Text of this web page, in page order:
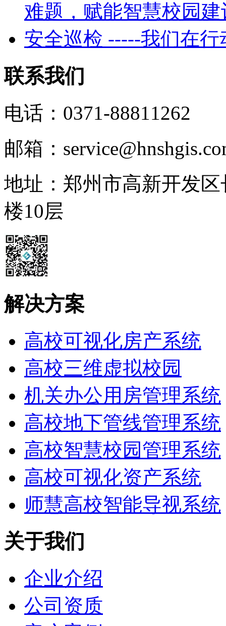
难题，赋能智慧校园建
安全巡检 -----我们在行
联系我们
电话：0371-88811262
邮箱：
地址：郑州市高新开发
楼10层
解决方案
高校可视化房产系统
高校三维虚拟校园
机关办公用房管理系统
高校地下管线管理系统
高校智慧校园管理系统
高校可视化资产系统
师慧高校智能导视系统
关于我们
企业介绍
公司资质